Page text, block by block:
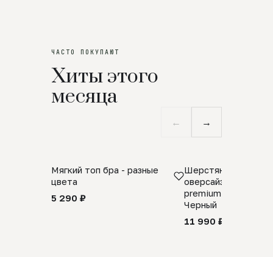
ЧАСТО ПОКУПАЮТ
Хиты этого
месяца
← →
Мягкий топ бра - разные
цвета
5 290 ₽
Шерстяной свитер
оверсайз 100%
premium merino
Черный
11 990 ₽